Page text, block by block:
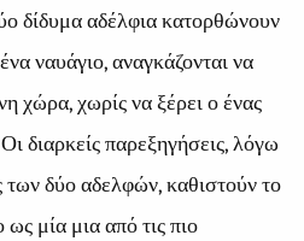
δίδυμα αδέλφια κατορθώνουν
ναυάγιο, αναγκάζονται να
χώρα, χωρίς να ξέρει ο ένας
διαρκείς παρεξηγήσεις, λόγω
των δύο αδελφών, καθιστούν το
μία μια από τις πιο